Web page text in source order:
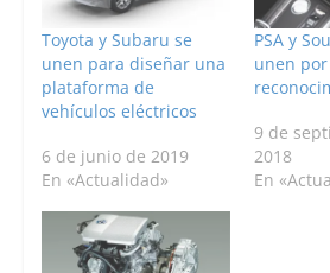
Toyota y Subaru se
unen para diseñar una
plataforma de
vehículos eléctricos
6 de junio de 2019
En «Actualidad»
PSA y
unen
9 de
2018
En